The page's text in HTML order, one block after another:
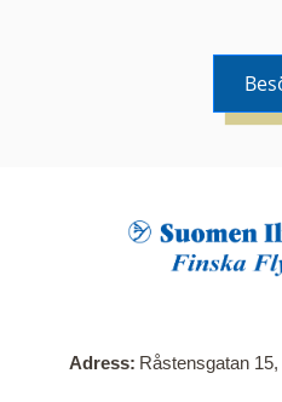
När du klickar på en
Här visas en karta över
Adress Råstensgatan